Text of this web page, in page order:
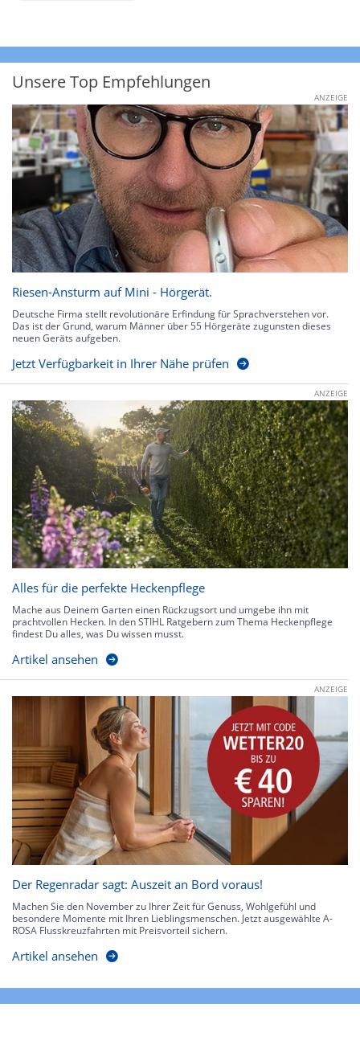
Unsere Top Empfehlungen
ANZEIGE
Riesen-Ansturm auf Mini - Hörgerät.
Deutsche Firma stellt revolutionäre Erfindung für Sprachverstehen vor.
Das ist der Grund, warum Männer über 55 Hörgeräte zugunsten dieses
neuen Geräts aufgeben.
Jetzt Verfügbarkeit in Ihrer Nähe prüfen
ANZEIGE
Alles für die perfekte Heckenpflege
Mache aus Deinem Garten einen Rückzugsort und umgebe ihn mit
prachtvollen Hecken. In den STIHL Ratgebern zum Thema Heckenpflege
findest Du alles, was Du wissen musst.
Artikel ansehen
ANZEIGE
Der Regenradar sagt: Auszeit an Bord voraus!
Machen Sie den November zu Ihrer Zeit für Genuss, Wohlgefühl und
besondere Momente mit Ihren Lieblingsmenschen. Jetzt ausgewählte A-
ROSA Flusskreuzfahrten mit Preisvorteil sichern.
Artikel ansehen